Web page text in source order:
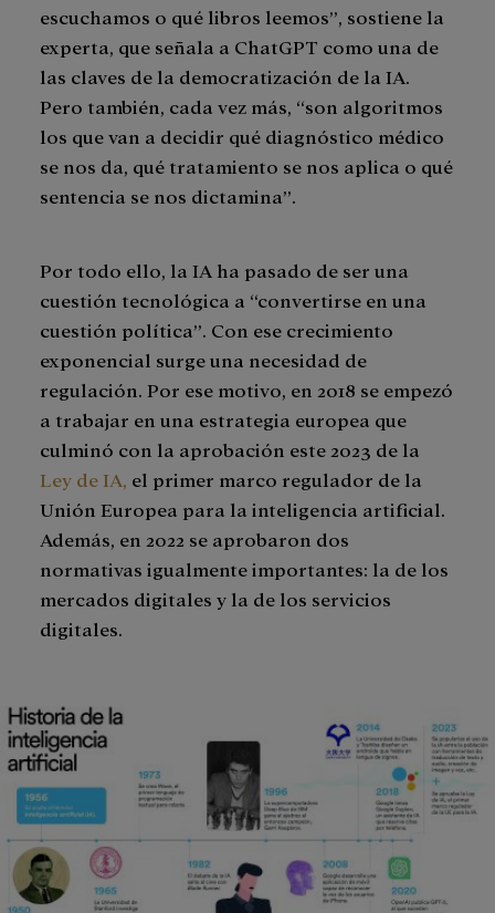
escuchamos o qué libros leemos”, sostiene la
experta, que señala a ChatGPT como una de
las claves de la democratización de la IA.
Pero también, cada vez más, “son algoritmos
los que van a decidir qué diagnóstico médico
se nos da, qué tratamiento se nos aplica o qué
sentencia se nos dictamina”.
Por todo ello, la IA ha pasado de ser una
cuestión tecnológica a “convertirse en una
cuestión política”. Con ese crecimiento
exponencial surge una necesidad de
regulación. Por ese motivo, en 2018 se empezó
a trabajar en una estrategia europea que
culminó con la aprobación este 2023 de la
Ley de IA, el primer marco regulador de la
Unión Europea para la inteligencia artificial.
Además, en 2022 se aprobaron dos
normativas igualmente importantes: la de los
mercados digitales y la de los servicios
digitales.